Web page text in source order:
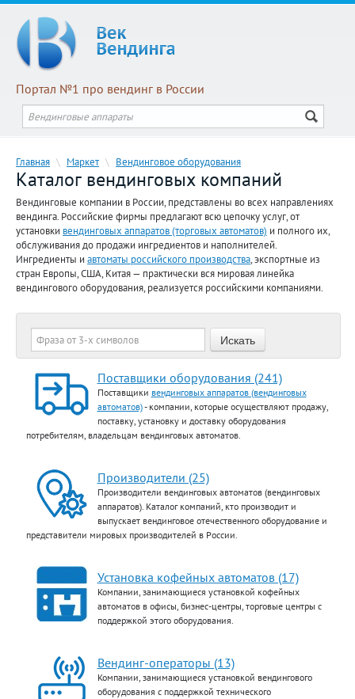
Портал №1 про вендинг в России
Главная \ Маркет \ Вендинговое оборудования
Каталог вендинговых компаний
Вендинговые компании в России, представлены во всех направлениях
вендинга. Российские фирмы предлагают всю цепочку услуг, от
установки вендинговых аппаратов (торговых автоматов) и полного их,
обслуживания до продажи ингредиентов и наполнителей.
Ингредиенты и автоматы российского производства, экспортные из
стран Европы, США, Китая — практически вся мировая линейка
вендингового оборудования, реализуется российскими компаниями.
Поставщики оборудования (241)
Поставщики вендинговых аппаратов (вендинговых
автоматов)- компании, которые осуществляют продажу,
поставку, установку и доставку оборудования
потребителям, владельцам вендинговых автоматов.
Производители (25)
Производители вендинговых автоматов (вендинговых
аппаратов). Каталог компаний, кто производит и
выпускает вендинговое отечественного оборудование и
представители мировых производителей в России.
Установка кофейных автоматов (17)
Компании, занимающиеся установкой кофейных
автоматов в офисы, бизнес-центры, торговые центры с
поддержкой этого оборудования.
Вендинг-операторы (13)
Компании, занимающиеся установкой вендингового
оборудования с поддержкой технического